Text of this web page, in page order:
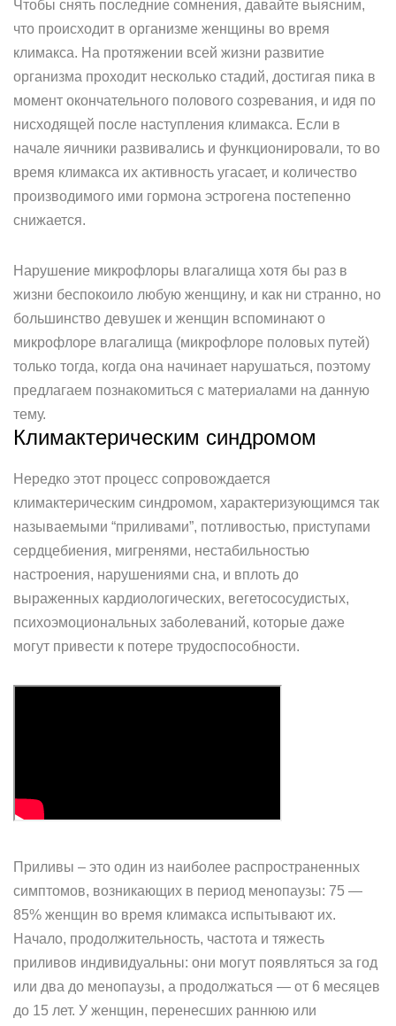
Чтобы снять последние сомнения, давайте выясним,
что происходит в организме женщины во время
климакса. На протяжении всей жизни развитие
организма проходит несколько стадий, достигая пика в
момент окончательного полового созревания, и идя по
нисходящей после наступления климакса. Если в
начале яичники развивались и функционировали, то во
время климакса их активность угасает, и количество
производимого ими гормона эстрогена постепенно
снижается.
Нарушение микрофлоры влагалища хотя бы раз в
жизни беспокоило любую женщину, и как ни странно, но
большинство девушек и женщин вспоминают о
микрофлоре влагалища (микрофлоре половых путей)
только тогда, когда она начинает нарушаться, поэтому
предлагаем познакомиться с материалами на данную
тему.
Климактерическим синдромом
Нередко этот процесс сопровождается
климактерическим синдромом, характеризующимся так
называемыми “приливами”, потливостью, приступами
сердцебиения, мигренями, нестабильностью
настроения, нарушениями сна, и вплоть до
выраженных кардиологических, вегетососудистых,
психоэмоциональных заболеваний, которые даже
могут привести к потере трудоспособности.
Приливы – это один из наиболее распространенных
симптомов, возникающих в период менопаузы: 75 —
85% женщин во время климакса испытывают их.
Начало, продолжительность, частота и тяжесть
приливов индивидуальны: они могут появляться за год
или два до менопаузы, а продолжаться — от 6 месяцев
до 15 лет. У женщин, перенесших раннюю или